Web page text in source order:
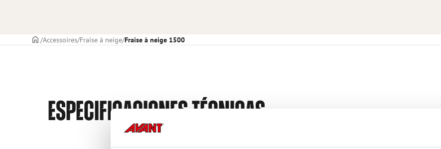
PAGE DE COUVERTURE
Accessoires Fraise à neige Fraise à neige 1500
ESPECIFICACIONES TÉCNICAS